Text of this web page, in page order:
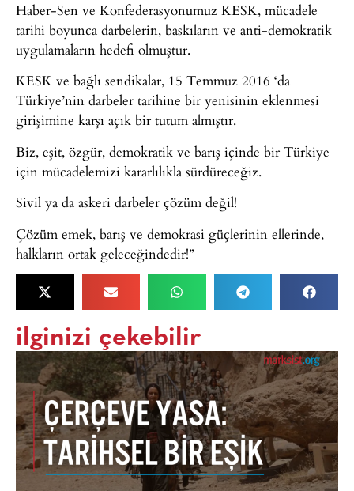
Haber-Sen ve Konfederasyonumuz KESK, mücadele
tarihi boyunca darbelerin, baskıların ve anti-demokratik
uygulamaların hedefi olmuştur.
KESK ve bağlı sendikalar, 15 Temmuz 2016 ‘da
Türkiye’nin darbeler tarihine bir yenisinin eklenmesi
girişimine karşı açık bir tutum almıştır.
Biz, eşit, özgür, demokratik ve barış içinde bir Türkiye
için mücadelemizi kararlılıkla sürdüreceğiz.
Sivil ya da askeri darbeler çözüm değil!
Çözüm emek, barış ve demokrasi güçlerinin ellerinde,
halkların ortak geleceğindedir!”
ilginizi çekebilir